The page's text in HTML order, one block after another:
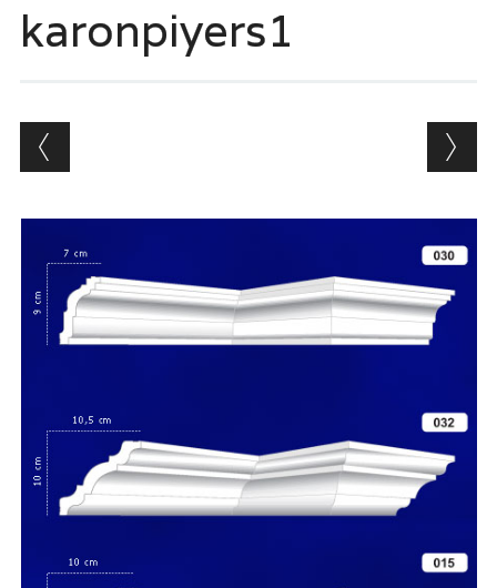
karonpiyers1